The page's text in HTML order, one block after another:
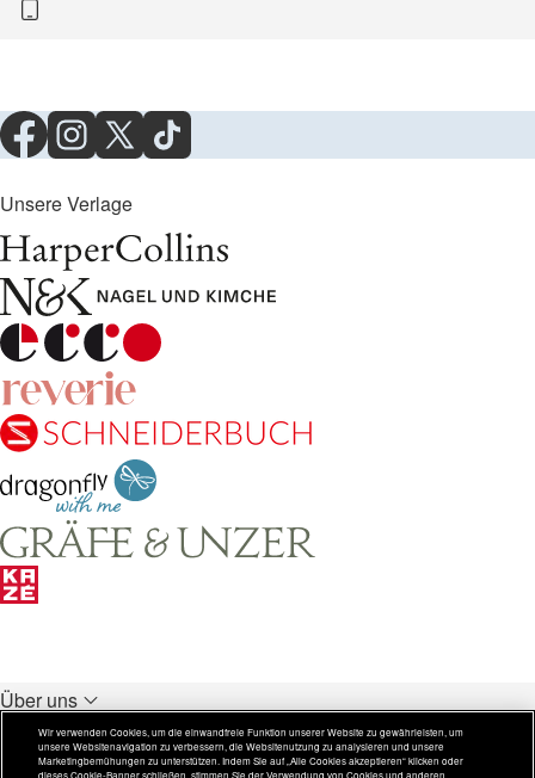
Unsere Verlage
Über uns
Unsere Verlage
Rechtliches
Wir verwenden Cookies, um die einwandfreie Funktion unserer Website zu gewährleisten, um
unsere Websitenavigation zu verbessern, die Websitenutzung zu analysieren und unsere
Marketingbemühungen zu unterstützen. Indem Sie auf „Alle Cookies akzeptieren“ klicken oder
dieses Cookie-Banner schließen, stimmen Sie der Verwendung von Cookies und anderen